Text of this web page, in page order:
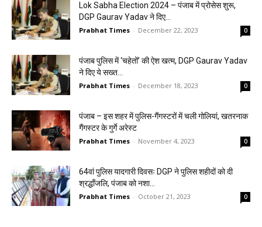
Lok Sabha Election 2024 – पंजाब में प्रोसेस शुरू,
DGP Gaurav Yadav ने दिए...
Prabhat Times - December 22, 2023 0
पंजाब पुलिस में ‘चहेतों’ की ऐश खत्म, DGP Gaurav Yadav
ने दिए ये सख्त...
Prabhat Times - December 18, 2023 0
पंजाब – इस शहर में पुलिस-गैंगस्टरों में चली गोलियां, खतरनाक
गैंगस्टर के गुर्गे अरेस्ट
Prabhat Times - November 4, 2023 0
64वां पुलिस यादगारी दिवसः DGP ने पुलिस शहीदों को दी
श्रद्धाँजलि, पंजाब को नशा...
Prabhat Times - October 21, 2023 0